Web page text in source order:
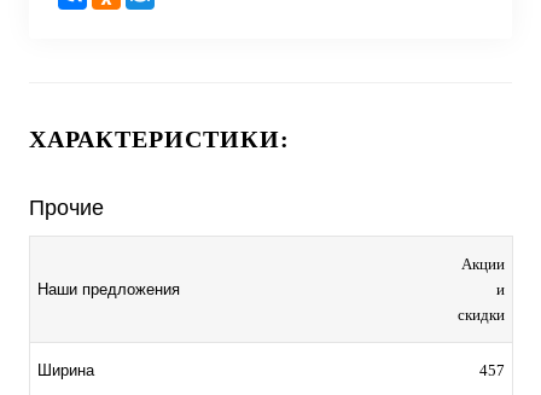
ХАРАКТЕРИСТИКИ:
Прочие
Наши предложения
Акции
и
скидки
Ширина 457